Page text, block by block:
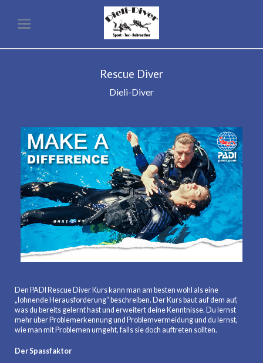
Rescue Diver
Dieli-Diver
Den PADI Rescue Diver Kurs kann man am besten wohl als eine
„lohnende Herausforderung“ beschreiben. Der Kurs baut auf dem auf,
was du bereits gelernt hast und erweitert deine Kenntnisse. Du lernst
mehr über Problemerkennung und Problemvermeidung und du lernst,
wie man mit Problemen umgeht, falls sie doch auftreten sollten.
Der Spassfaktor